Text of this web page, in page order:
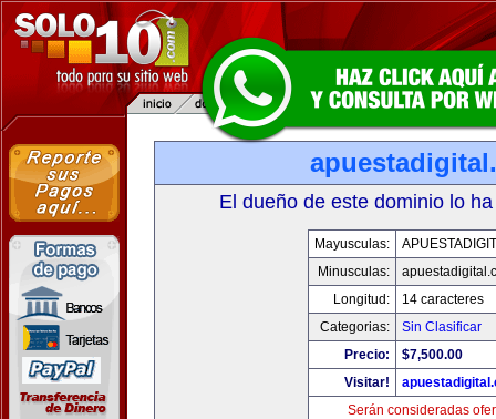
El dueño de este dominio lo
Mayusculas:
Minusculas:
Longitud:
14 caracteres
Categorias:
Sin Clasificar
Precio:
$7,500.00
Visitar!
Serán consideradas